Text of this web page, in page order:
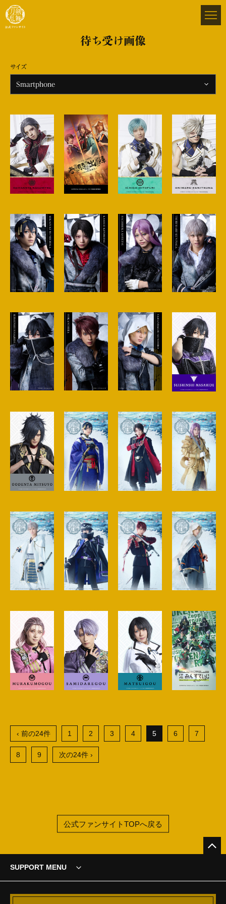
待ち受け画像
サイズ
Smartphone
‹ 前の24件 1 2 3 4 5 6 7
8 9 次の24件 ›
公式ファンサイトTOPへ戻る
SUPPORT MENU